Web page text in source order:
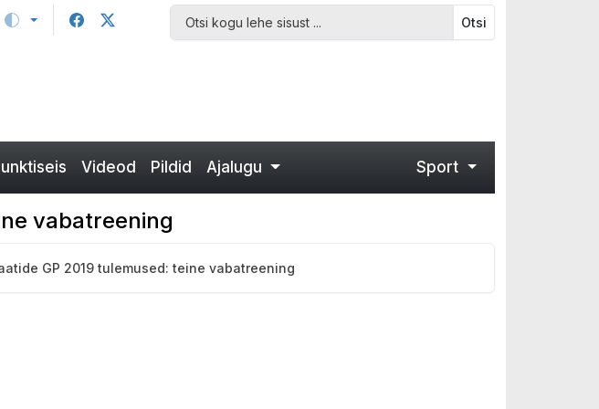
Otsi
Videod Pildid Ajalugu Sport
vabatreening
GP 2019 tulemused: teine vabatreening